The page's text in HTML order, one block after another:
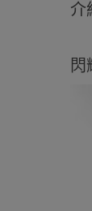
介
閃